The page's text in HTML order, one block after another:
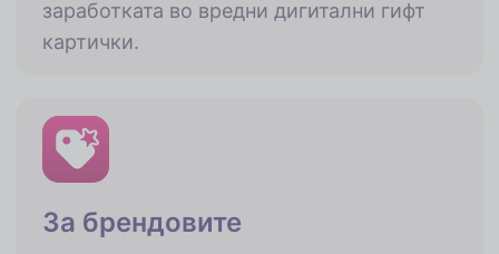
заработката во вредни дигитални гифт
картички.
За брендовите